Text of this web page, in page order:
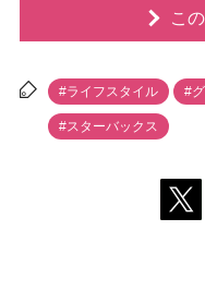
こ
#ライフスタイル #
#スターバックス